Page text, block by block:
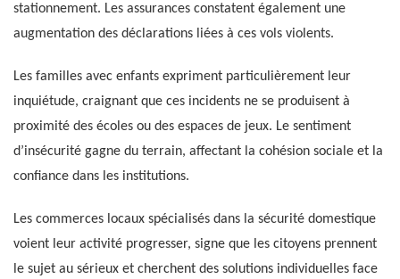
stationnement. Les assurances constatent également une
augmentation des déclarations liées à ces vols violents.
Les familles avec enfants expriment particulièrement leur
inquiétude, craignant que ces incidents ne se produisent à
proximité des écoles ou des espaces de jeux. Le sentiment
d’insécurité gagne du terrain, affectant la cohésion sociale et la
confiance dans les institutions.
Les commerces locaux spécialisés dans la sécurité domestique
voient leur activité progresser, signe que les citoyens prennent
le sujet au sérieux et cherchent des solutions individuelles face